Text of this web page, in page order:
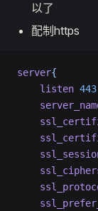
以了
配制https
server{
    listen
443